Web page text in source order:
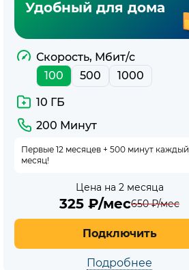
билайн
для
семьи
Удобный для дома
Скорость, Мбит/с
100
500 1000
10 ГБ
200 Минут
Первые 12 месяцев + 500 минут каждый
месяц!
Цена на 2 месяца
325 ₽/мес650₽/мес
Подключить
Подробнее